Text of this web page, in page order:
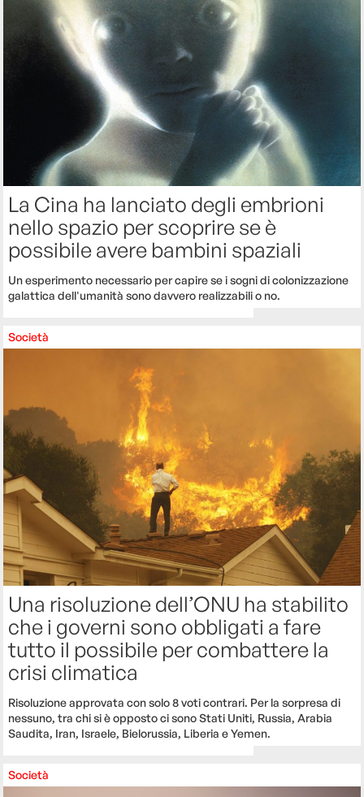
La Cina ha lanciato degli embrioni
nello spazio per scoprire se è
possibile avere bambini spaziali
Un esperimento necessario per capire se i sogni di colonizzazione
galattica dell'umanità sono davvero realizzabili o no.
Società
Una risoluzione dell’ONU ha stabilito
che i governi sono obbligati a fare
tutto il possibile per combattere la
crisi climatica
Risoluzione approvata con solo 8 voti contrari. Per la sorpresa di
nessuno, tra chi si è opposto ci sono Stati Uniti, Russia, Arabia
Saudita, Iran, Israele, Bielorussia, Liberia e Yemen.
Società